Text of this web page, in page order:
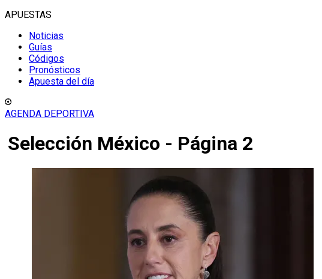
APUESTAS
Noticias
Guías
Códigos
Pronósticos
Apuesta del día
AGENDA DEPORTIVA
Selección México - Página 2